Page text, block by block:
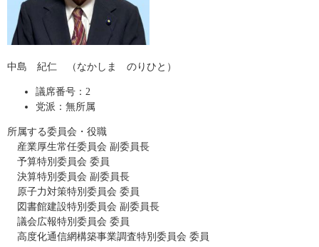
中島 紀仁 （なかしま のりひと）
議席番号：2
党派：無所属
所属する委員会・役職
産業厚生常任委員会 副委員長
予算特別委員会 委員
決算特別委員会 副委員長
原子力対策特別委員会 委員
図書館建設特別委員会 副委員長
​ 議会広報特別委員会 委員
​ 高度化通信網構築事業調査特別委員会 委員